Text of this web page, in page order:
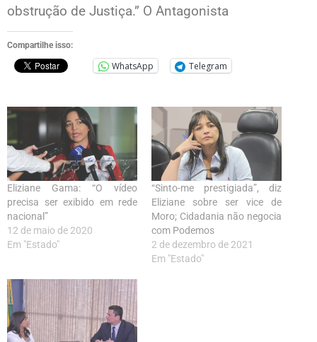
obstrução de Justiça.” O Antagonista
Compartilhe isso:
WhatsApp Telegram
Eliziane Gama: “O vídeo
precisa ser exibido em rede
nacional”
12 de maio de 2020
Em "Estado"
“Sinto-me prestigiada”, diz
Eliziane sobre ser vice de
Moro; Cidadania não negocia
com Podemos
2 de dezembro de 2021
Em "Estado"